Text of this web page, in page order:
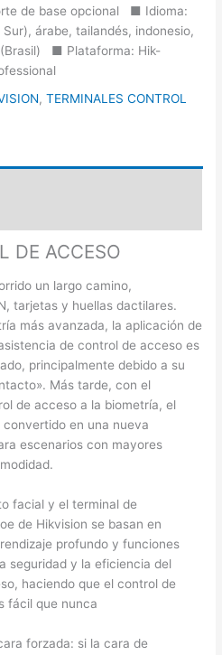
de base opcional ■ Idioma:
árabe, tailandés, indonesio,
■ Plataforma: Hik-
,TERMINALES CONTROL
DE ACCESO
un largo camino,
tarjetas y huellas dactilares.
más avanzada, la aplicación de
de control de acceso es
principalmente debido a su
Más tarde, con el
de acceso a la biometría, el
en una nueva
escenarios con mayores
facial y el terminal de
de Hikvision se basan en
profundo y funciones
seguridad y la eficiencia del
haciendo que el control de
fácil que nunca
forzada: si la cara de